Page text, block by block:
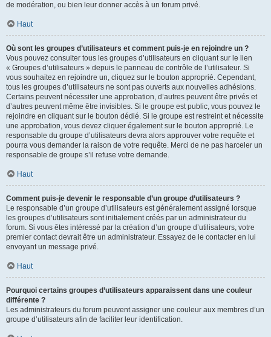
de modération, ou bien leur donner accès à un forum privé.
Haut
Où sont les groupes d’utilisateurs et comment puis-je en rejoindre un ?
Vous pouvez consulter tous les groupes d’utilisateurs en cliquant sur le lien
« Groupes d’utilisateurs » depuis le panneau de contrôle de l’utilisateur. Si
vous souhaitez en rejoindre un, cliquez sur le bouton approprié. Cependant,
tous les groupes d’utilisateurs ne sont pas ouverts aux nouvelles adhésions.
Certains peuvent nécessiter une approbation, d’autres peuvent être privés et
d’autres peuvent même être invisibles. Si le groupe est public, vous pouvez le
rejoindre en cliquant sur le bouton dédié. Si le groupe est restreint et nécessite
une approbation, vous devez cliquer également sur le bouton approprié. Le
responsable du groupe d’utilisateurs devra alors approuver votre requête et
pourra vous demander la raison de votre requête. Merci de ne pas harceler un
responsable de groupe s’il refuse votre demande.
Haut
Comment puis-je devenir le responsable d’un groupe d’utilisateurs ?
Le responsable d’un groupe d’utilisateurs est généralement assigné lorsque
les groupes d’utilisateurs sont initialement créés par un administrateur du
forum. Si vous êtes intéressé par la création d’un groupe d’utilisateurs, votre
premier contact devrait être un administrateur. Essayez de le contacter en lui
envoyant un message privé.
Haut
Pourquoi certains groupes d’utilisateurs apparaissent dans une couleur
différente ?
Les administrateurs du forum peuvent assigner une couleur aux membres d’un
groupe d’utilisateurs afin de faciliter leur identification.